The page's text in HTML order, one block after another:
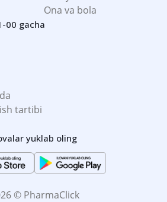
Ona va bola
00 gacha
tartibi
yuklab oling
© PharmaClick